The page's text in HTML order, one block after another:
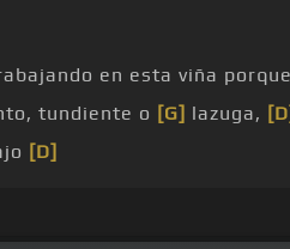
en esta viña
tundiente o [G] lazuga,
[D]